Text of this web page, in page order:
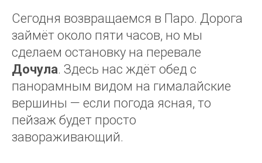
Сегодня возвращаемся в Паро. Дорога
займёт около пяти часов, но мы
сделаем остановку на перевале
Дочула. Здесь нас ждёт обед с
панорамным видом на гималайские
вершины — если погода ясная, то
пейзаж будет просто
завораживающий.